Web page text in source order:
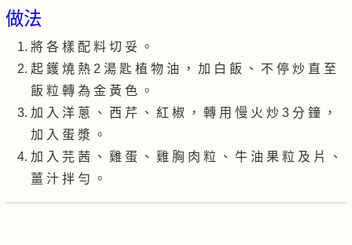
做法
將 各 樣 配 料 切 妥 。
起 鑊 燒 熱 2 湯 匙 植 物 油 ， 加 白 飯 、 不 停 炒 直 至
飯 粒 轉 為 金 黃 色 。
加 入 洋 蔥 、 西 芹 、 紅 椒 ， 轉 用 慢 火 炒 3 分 鐘 ，
加 入 蛋 漿 。
加 入 芫 茜 、 雞 蛋 、 雞 胸 肉 粒 、 牛 油 果 粒 及 片 、
薑 汁 拌 勻 。